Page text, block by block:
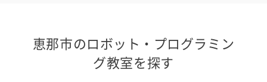
恵那市のロボット・プログラミン
グ教室を探す